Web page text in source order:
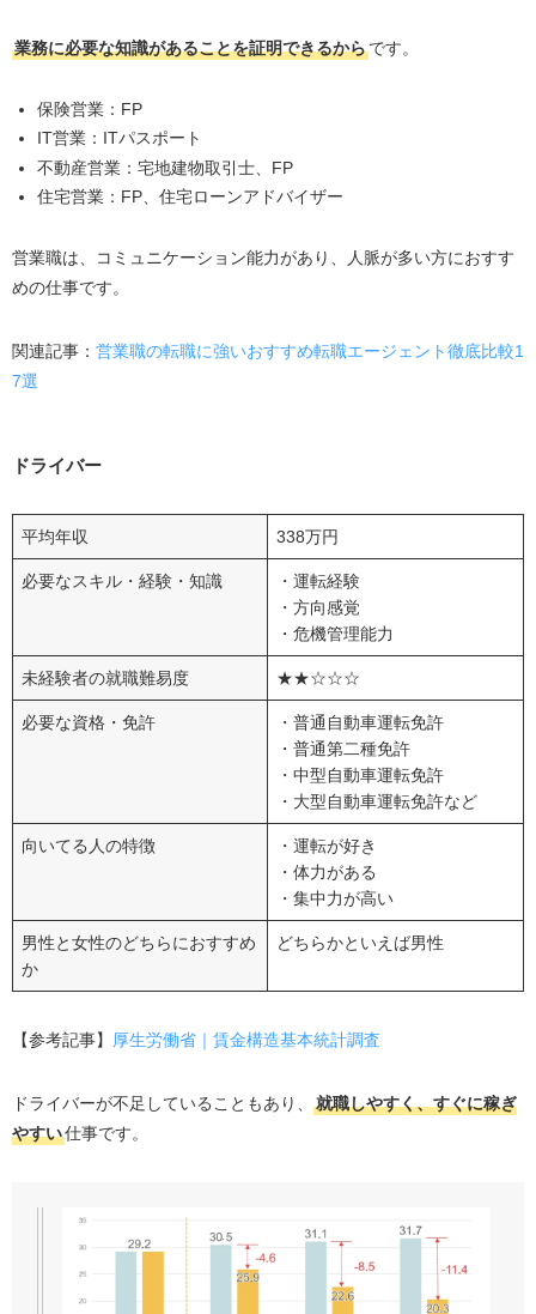
業務に必要な知識があることを証明できるからです。
保険営業：FP
IT営業：ITパスポート
不動産営業：宅地建物取引士、FP
住宅営業：FP、住宅ローンアドバイザー
営業職は、コミュニケーション能力があり、人脈が多い方におすす
めの仕事です。
関連記事： 営業職の転職に強いおすすめ転職エージェント徹底比較1
7選
ドライバー
平均年収 338万円
必要なスキル・経験・知識
・運転経験
・方向感覚
・危機管理能力
未経験者の就職難易度 ★★☆☆☆
必要な資格・免許
・普通自動車運転免許
・普通第二種免許
・中型自動車運転免許
・大型自動車運転免許など
向いてる人の特徴
・運転が好き
・体力がある
・集中力が高い
男性と女性のどちらにおすすめ
か
どちらかといえば男性
【参考記事】 厚生労働省｜賃金構造基本統計調査
ドライバーが不足していることもあり、
就職しやすく、すぐに稼ぎ
やすい仕事です。